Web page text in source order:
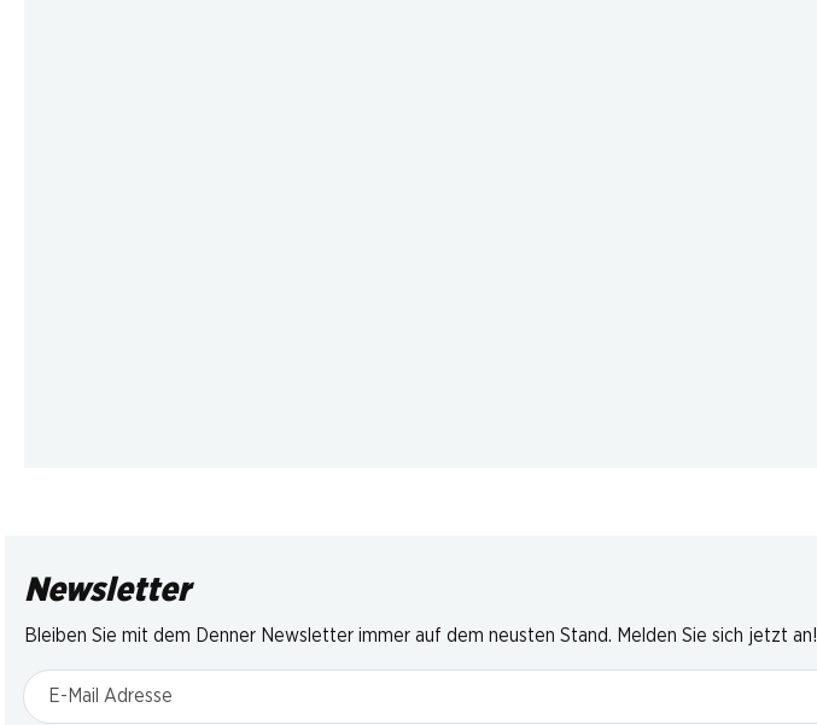
Newsletter
Bleiben Sie mit dem Denner Newsletter immer auf dem neusten Stand. Melden Sie sich jetzt an!
E-Mail Adresse